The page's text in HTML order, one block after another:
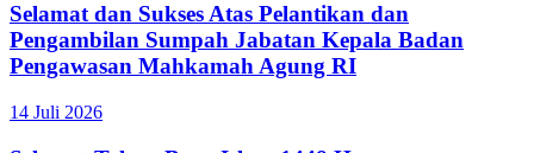
Selamat dan Sukses Atas Pelantikan dan
Pengambilan Sumpah Jabatan Kepala Badan
Pengawasan Mahkamah Agung RI
14 Juli 2026